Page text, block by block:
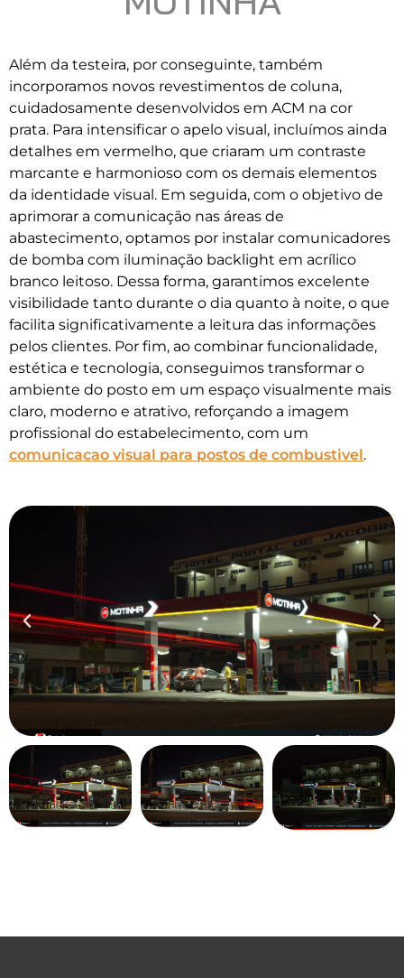
Além da testeira, por conseguinte, também
incorporamos novos revestimentos de coluna,
cuidadosamente desenvolvidos em ACM na cor
prata. Para intensificar o apelo visual, incluímos ainda
detalhes em vermelho, que criaram um contraste
marcante e harmonioso com os demais elementos
da identidade visual. Em seguida, com o objetivo de
aprimorar a comunicação nas áreas de
abastecimento, optamos por instalar comunicadores
de bomba com iluminação backlight em acrílico
branco leitoso. Dessa forma, garantimos excelente
visibilidade tanto durante o dia quanto à noite, o que
facilita significativamente a leitura das informações
pelos clientes. Por fim, ao combinar funcionalidade,
estética e tecnologia, conseguimos transformar o
ambiente do posto em um espaço visualmente mais
claro, moderno e atrativo, reforçando a imagem
profissional do estabelecimento, com um
comunicacao visual para postos de combustivel.